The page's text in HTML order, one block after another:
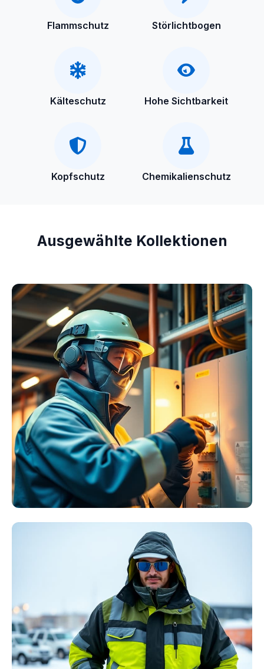
Flammschutz Störlichtbogen
Kälteschutz Hohe Sichtbarkeit
Kopfschutz Chemikalienschutz
Ausgewählte Kollektionen
Störlichtbogen
Komplett-Sets